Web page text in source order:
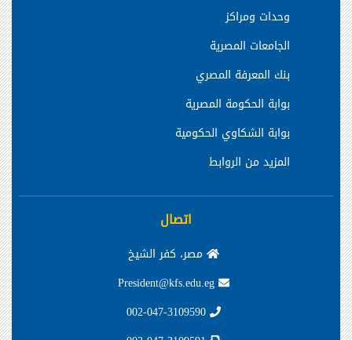
وحدات ومراكز
الجامعات المصرية
بنك المعرفة المصري
بوابة الحكومة المصرية
بوابة الشكاوي الحكومية
المزيد من الروابط
اتصال
مصر، كفر الشيخ